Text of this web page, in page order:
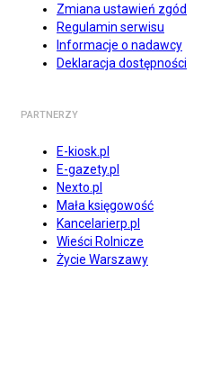
Zmiana ustawień zgód
Regulamin serwisu
Informacje o nadawcy
Deklaracja dostępności
PARTNERZY
E-kiosk.pl
E-gazety.pl
Nexto.pl
Mała księgowość
Kancelarierp.pl
Wieści Rolnicze
Życie Warszawy